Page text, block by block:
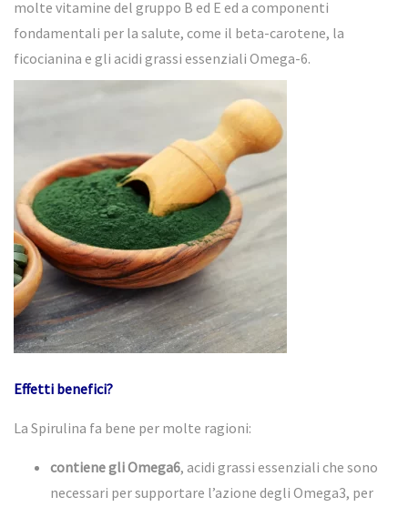
molte vitamine del gruppo B ed E ed a componenti
fondamentali per la salute, come il beta-carotene, la
ficocianina e gli acidi grassi essenziali Omega-6.
Effetti benefici?
La Spirulina fa bene per molte ragioni:
contiene gli Omega6, acidi grassi essenziali che sono
necessari per supportare l’azione degli Omega3, per